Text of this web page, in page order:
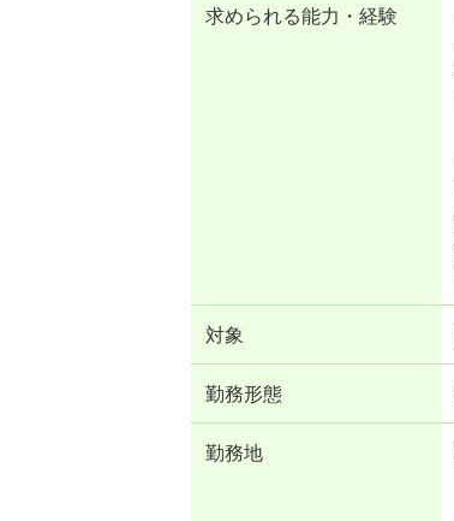
求められる能力・経験
対象
勤務形態
勤務地